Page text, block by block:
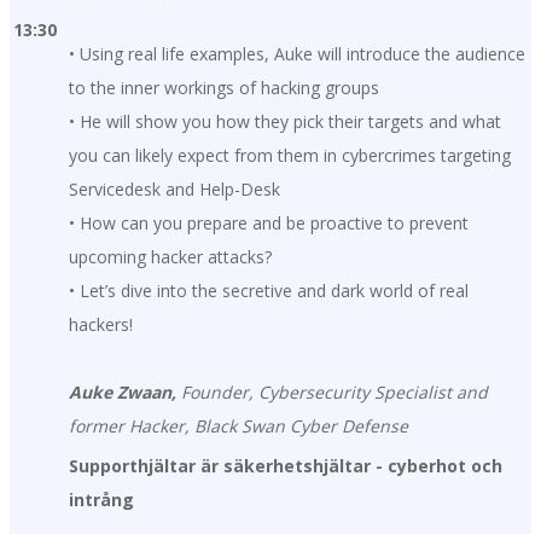
13:30
• Using real life examples, Auke will introduce the audience
to the inner workings of hacking groups
• He will show you how they pick their targets and what
you can likely expect from them in cybercrimes targeting
Servicedesk and Help-Desk
• How can you prepare and be proactive to prevent
upcoming hacker attacks?
• Let’s dive into the secretive and dark world of real
hackers!
Auke Zwaan, Founder, Cybersecurity Specialist and
former Hacker, Black Swan Cyber Defense
Supporthjältar är säkerhetshjältar - cyberhot och
intrång